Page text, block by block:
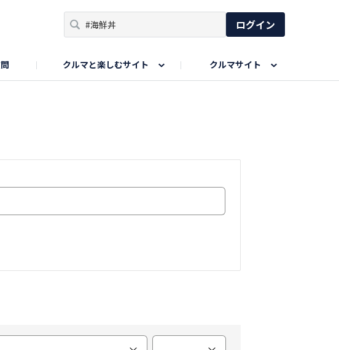
ログイン
クルマと楽しむサイト クルマサイト